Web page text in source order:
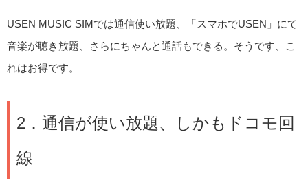
USEN MUSIC SIMでは通信使い放題、「スマホでUSEN」にて
音楽が聴き放題、さらにちゃんと通話もできる。そうです、こ
れはお得です。
2．通信が使い放題、しかもドコモ回
線